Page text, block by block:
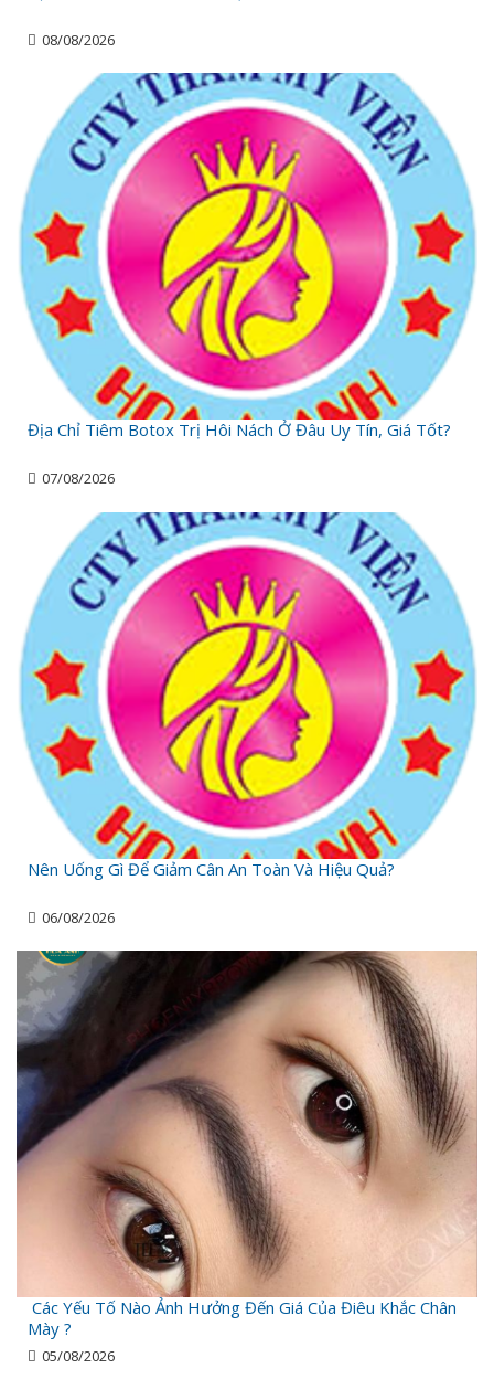
08/08/2026
Địa Chỉ Tiêm Botox Trị Hôi Nách Ở Đâu Uy Tín, Giá Tốt?
07/08/2026
Nên Uống Gì Để Giảm Cân An Toàn Và Hiệu Quả?
06/08/2026
Các Yếu Tố Nào Ảnh Hưởng Đến Giá Của Điêu Khắc Chân
Mày ?
05/08/2026